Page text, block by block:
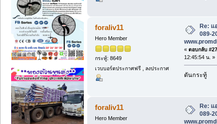
foraliv11
Hero Member
กระทู้: 8649
เวบบอร์ดประกาศฟรี , ลงประกาศ
Re:
089-
« ตอบกลับ
12:45:54 น. »
ดันกระทู้
foraliv11
Hero Member
Re: แ
089-